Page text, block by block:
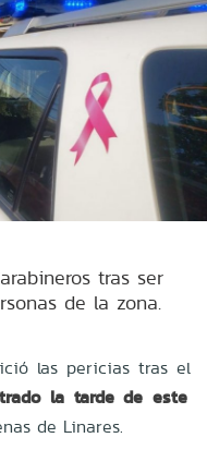
tras ser
de la zona.
las pericias tras el
la tarde de este
de Linares.